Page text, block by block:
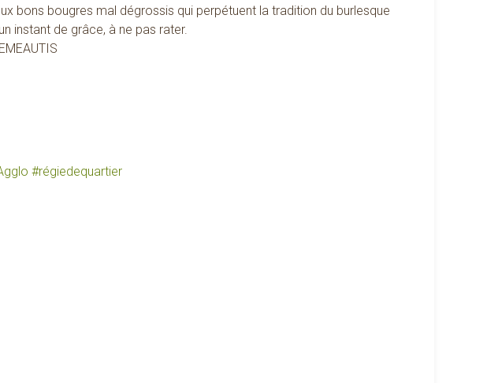
bons bougres mal dégrossis qui perpétuent la tradition du burlesque
instant de grâce, à ne pas rater.
#régiedequartier